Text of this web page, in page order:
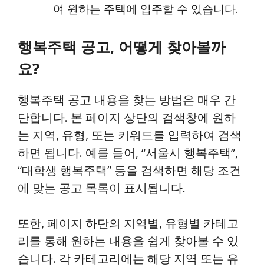
여 원하는 주택에 입주할 수 있습니다.
행복주택 공고, 어떻게 찾아볼까
요?
행복주택 공고 내용을 찾는 방법은 매우 간
단합니다. 본 페이지 상단의 검색창에 원하
는 지역, 유형, 또는 키워드를 입력하여 검색
하면 됩니다. 예를 들어, “서울시 행복주택”,
“대학생 행복주택” 등을 검색하면 해당 조건
에 맞는 공고 목록이 표시됩니다.
또한, 페이지 하단의 지역별, 유형별 카테고
리를 통해 원하는 내용을 쉽게 찾아볼 수 있
습니다. 각 카테고리에는 해당 지역 또는 유